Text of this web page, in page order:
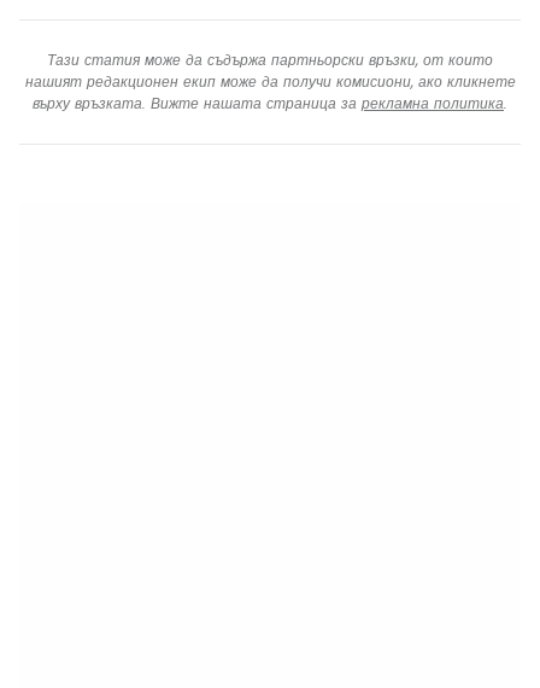
Тази статия може да съдържа партньорски връзки, от които
нашият редакционен екип може да получи комисиони, ако кликнете
върху връзката. Вижте нашата страница за рекламна политика.